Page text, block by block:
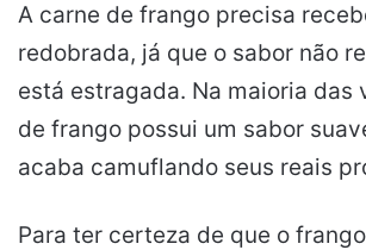
A carne de frango precisa
redobrada, já que o sabor não
está estragada. Na maioria das
de frango possui um sabor
acaba camuflando seus reais
Para ter certeza de que o